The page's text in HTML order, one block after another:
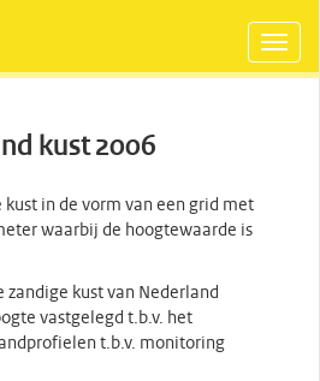
kust 2006
kust in de vorm van een grid met
waarbij de hoogtewaarde is
zandige kust van Nederland
vastgelegd t.b.v. het
t.b.v. monitoring